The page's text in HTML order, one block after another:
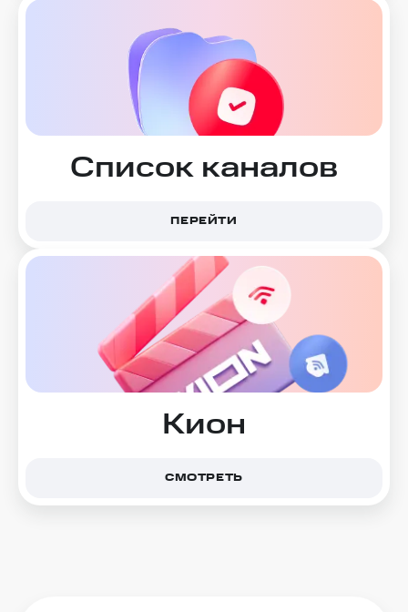
Список каналов
ПЕРЕЙТИ
Кион
СМОТРЕТЬ